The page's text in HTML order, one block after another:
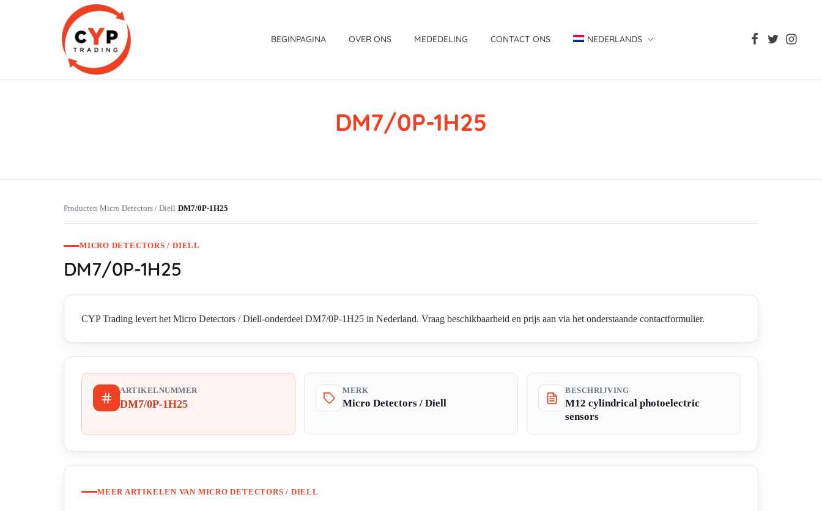
BEGINPAGINA OVER ONS MEDEDELING CONTACT ONS NEDERLANDS
DM7/0P-1H25
Producten›Micro Detectors / Diell›DM7/0P-1H25
MICRO DETECTORS / DIELL
DM7/0P-1H25
CYP Trading levert het Micro Detectors / Diell-onderdeel DM7/0P-1H25 in Nederland. Vraag beschikbaarheid en prijs aan via het onderstaande contactformulier.
ARTIKELNUMMER
DM7/0P-1H25
MERK
Micro Detectors / Diell
BESCHRIJVING
M12 cylindrical photoelectric
sensors
MEER ARTIKELEN VAN MICRO DETECTORS / DIELL